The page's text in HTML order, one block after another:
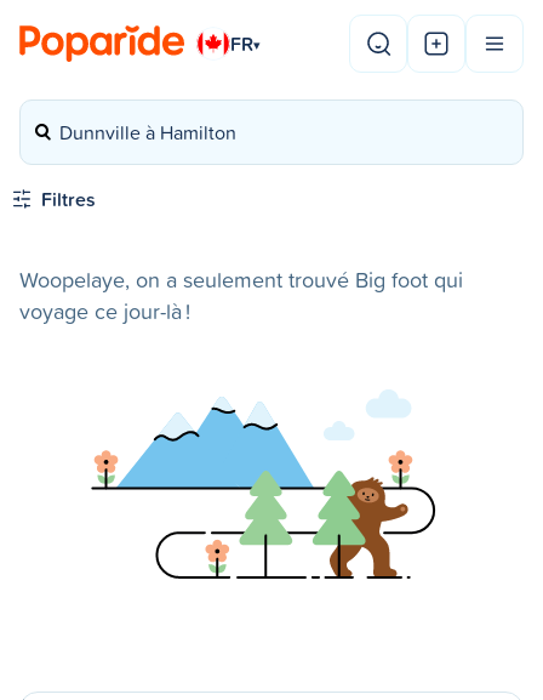
FR▾
Dunnville à Hamilton
Filtres
Woopelaye, on a seulement trouvé Big foot qui
voyage ce jour-là !